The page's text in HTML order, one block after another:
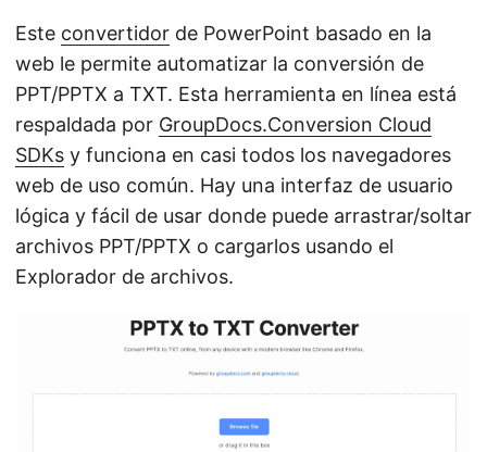
Este convertidor de PowerPoint basado en la
web le permite automatizar la conversión de
PPT/PPTX a TXT. Esta herramienta en línea está
respaldada por GroupDocs.Conversion Cloud
SDKs y funciona en casi todos los navegadores
web de uso común. Hay una interfaz de usuario
lógica y fácil de usar donde puede arrastrar/soltar
archivos PPT/PPTX o cargarlos usando el
Explorador de archivos.